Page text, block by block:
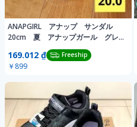
ANAPGIRL アナップ サンダル
20cm 夏 アナップガール グレ
169.012 ₫ Freeship
￥899